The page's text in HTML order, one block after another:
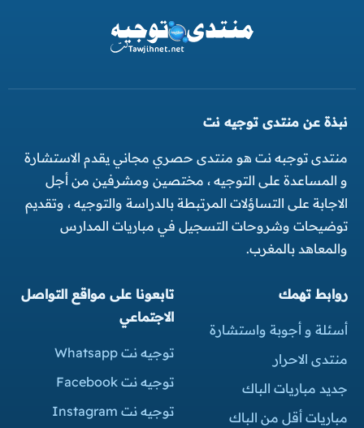
نبذة عن منتدى توجيه نت
منتدى توجبه نت هو منتدى حصري مجاني يقدم الاستشارة
و المساعدة على التوجيه ، مختصين ومشرفين من أجل
الاجابة على التساؤلات المرتبطة بالدراسة والتوجيه ، وتقديم
توضيحات وشروحات التسجيل في مباريات المدارس
والمعاهد بالمغرب.
روابط تهمك
أسئلة و أجوبة واستشارة
منتدى الاحرار
جديد مباريات الباك
مباريات أقل من الباك
تابعونا على مواقع التواصل
الاجتماعي
توجيه نت Whatsapp
توجيه نت Facebook
توجيه نت Instagram